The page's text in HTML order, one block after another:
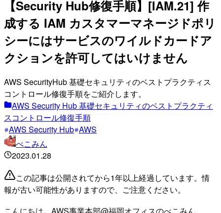
【Security Hub修復手順】[IAM.21] 作
成する IAM カスタマーマネージドポリ
シーにはサービスのワイルドカードア
クションを許可してはいけません
AWS SecurityHub 基礎セキュリティのベストプラクティス
コントロール修復手順をご紹介します。
AWS Security Hub 基礎セキュリティのベストプラクティ
スコントロール修復手順
AWS Security Hub AWS
べこみん
2023.01.28
この記事は公開されてから1年以上経過しています。情
報が古い可能性がありますので、ご注意ください。
こんにちは、AWS事業本部@福岡オフィスのべこみん